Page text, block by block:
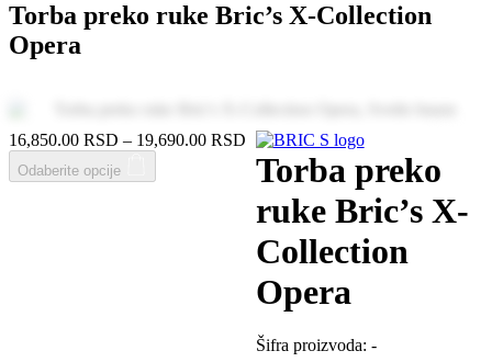
Torba preko ruke Bric’s X-Collection
Opera
Torba preko
ruke Bric’s X-
Collection
Opera
Šifra proizvoda: -
16,850.00 RSD – 19,690.00 RSD Price
range:
16,850.00 RSD
through
19,690.00 RSD
Odaberite opcije